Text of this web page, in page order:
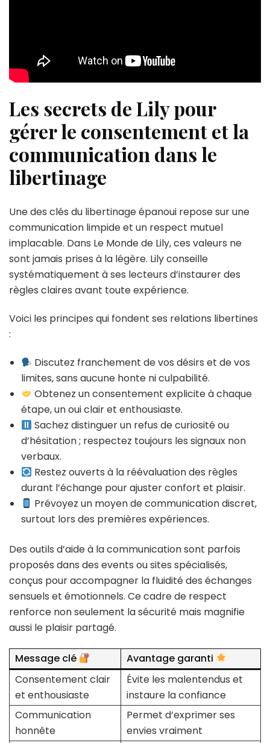
Les secrets de Lily pour
gérer le consentement et la
communication dans le
libertinage
Une des clés du libertinage épanoui repose sur une
communication limpide et un respect mutuel
implacable. Dans Le Monde de Lily, ces valeurs ne
sont jamais prises à la légère. Lily conseille
systématiquement à ses lecteurs d’instaurer des
règles claires avant toute expérience.
Voici les principes qui fondent ses relations libertines
:
Discutez franchement de vos désirs et de vos
limites, sans aucune honte ni culpabilité.
Obtenez un consentement explicite à chaque
étape, un oui clair et enthousiaste.
Sachez distinguer un refus de curiosité ou
d’hésitation ; respectez toujours les signaux non
verbaux.
Restez ouverts à la réévaluation des règles
durant l’échange pour ajuster confort et plaisir.
Prévoyez un moyen de communication discret,
surtout lors des premières expériences.
Des outils d’aide à la communication sont parfois
proposés dans des events ou sites spécialisés,
conçus pour accompagner la fluidité des échanges
sensuels et émotionnels. Ce cadre de respect
renforce non seulement la sécurité mais magnifie
aussi le plaisir partagé.
Message clé
Avantage garanti
Consentement clair
et enthousiaste
Évite les malentendus et
instaure la confiance
Communication
honnête
Permet d’exprimer ses
envies vraiment